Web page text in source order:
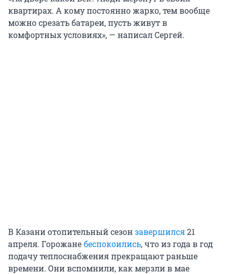
квартирах. А кому постоянно жарко, тем вообще
можно срезать батареи, пусть живут в
комфортных условиях», — написал Сергей.
В Казани отопительный сезонзавершился21
апреля. Горожанебеспокоились, что из года в год
подачу теплоснабжения прекращают раньше
времени. Они вспомнили, как мерзли в мае